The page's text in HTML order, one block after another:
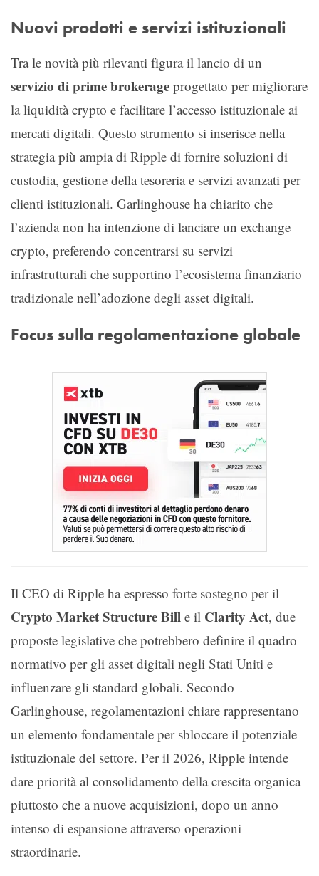
Nuovi prodotti e servizi istituzionali
Tra le novità più rilevanti figura il lancio di un
servizio di prime brokerage progettato per migliorare
la liquidità crypto e facilitare l’accesso istituzionale ai
mercati digitali. Questo strumento si inserisce nella
strategia più ampia di Ripple di fornire soluzioni di
custodia, gestione della tesoreria e servizi avanzati per
clienti istituzionali. Garlinghouse ha chiarito che
l’azienda non ha intenzione di lanciare un exchange
crypto, preferendo concentrarsi su servizi
infrastrutturali che supportino l’ecosistema finanziario
tradizionale nell’adozione degli asset digitali.
Focus sulla regolamentazione globale
Il CEO di Ripple ha espresso forte sostegno per il
Crypto Market Structure Bill e il Clarity Act, due
proposte legislative che potrebbero definire il quadro
normativo per gli asset digitali negli Stati Uniti e
influenzare gli standard globali. Secondo
Garlinghouse, regolamentazioni chiare rappresentano
un elemento fondamentale per sbloccare il potenziale
istituzionale del settore. Per il 2026, Ripple intende
dare priorità al consolidamento della crescita organica
piuttosto che a nuove acquisizioni, dopo un anno
intenso di espansione attraverso operazioni
straordinarie.